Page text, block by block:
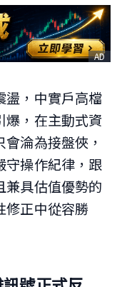
AD
盪，中實戶高檔
爆，在主動式資
淪為接盤俠，
守操作紀律，跟
兼具估值優勢的
修正中從容勝